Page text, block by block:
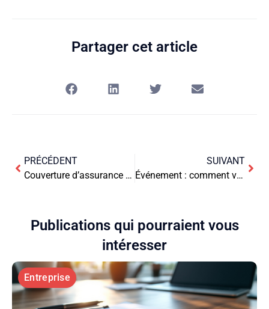
Partager cet article
PRÉCÉDENT
Couverture d’assurance professionnelle : un atout indispensable pour les entreprises
SUIVANT
Événement : comment vous assurer de la sécurité des participants ?
Publications qui pourraient vous
intéresser
Entreprise